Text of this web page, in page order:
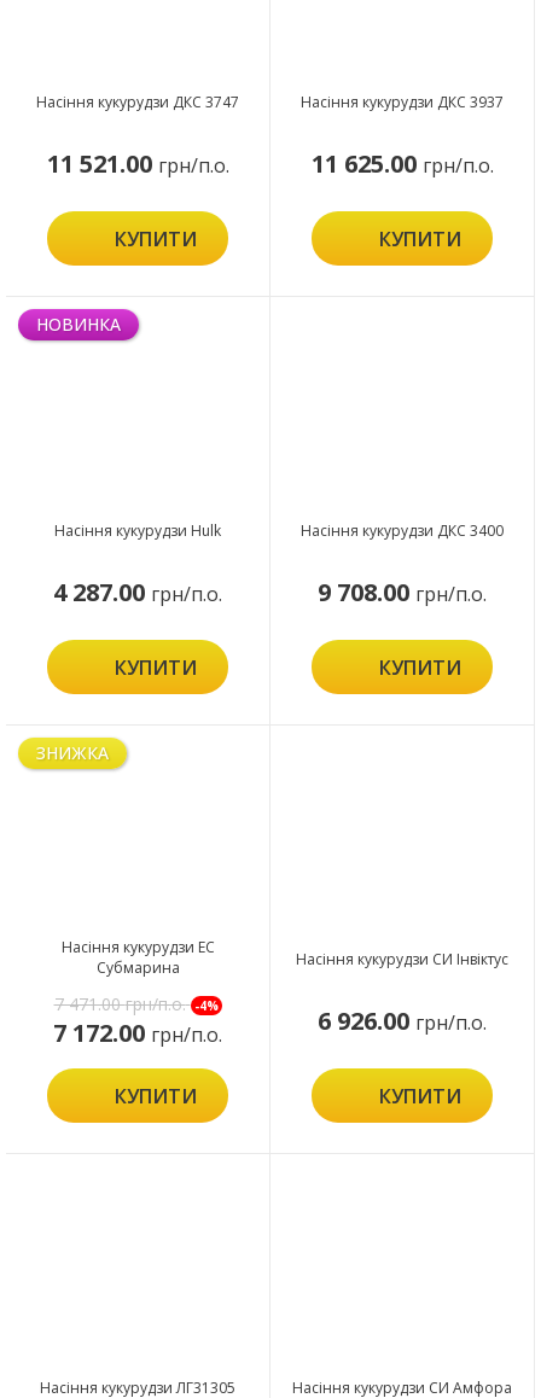
Насіння кукурудзи ДКС 3747
11 521.00 грн/п.о.
КУПИТИ
Насіння кукурудзи ДКС 3937
11 625.00 грн/п.о.
КУПИТИ
НОВИНКА
Насіння кукурудзи Hulk
4 287.00 грн/п.о.
КУПИТИ
Насіння кукурудзи ДКС 3400
9 708.00 грн/п.о.
КУПИТИ
ЗНИЖКА
Насіння кукурудзи ЕС
Субмарина
7 471.00грн/п.о. -4%
7 172.00 грн/п.о.
КУПИТИ
Насіння кукурудзи СИ Інвіктус
6 926.00 грн/п.о.
КУПИТИ
Насіння кукурудзи ЛГ31305 Насіння кукурудзи СИ Амфора